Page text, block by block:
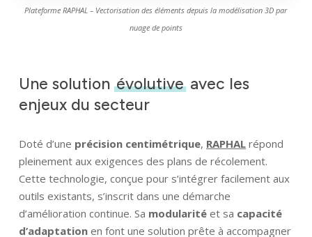
Plateforme RAPHAL – Vectorisation des éléments depuis la modélisation 3D par
nuage de points
Une solution évolutiveavec les
enjeux du secteur
Doté d’une précision centimétrique, RAPHALrépond
pleinement aux exigences des plans de récolement.
Cette technologie, conçue pour s’intégrer facilement aux
outils existants, s’inscrit dans une démarche
d’amélioration continue. Sa modularitéet sa capacité
d’adaptationen font une solution prête à accompagner